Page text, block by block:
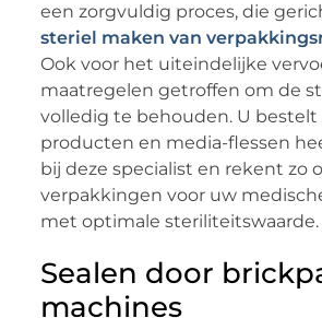
een zorgvuldig proces, die
steriel maken van
Ook voor het uiteindelijke
maatregelen getroffen om de
volledig te behouden. U bestelt
producten en media-flessen
bij deze specialist en rekent zo
verpakkingen voor uw
met optimale steriliteitswaarde.
Sealen door
machines